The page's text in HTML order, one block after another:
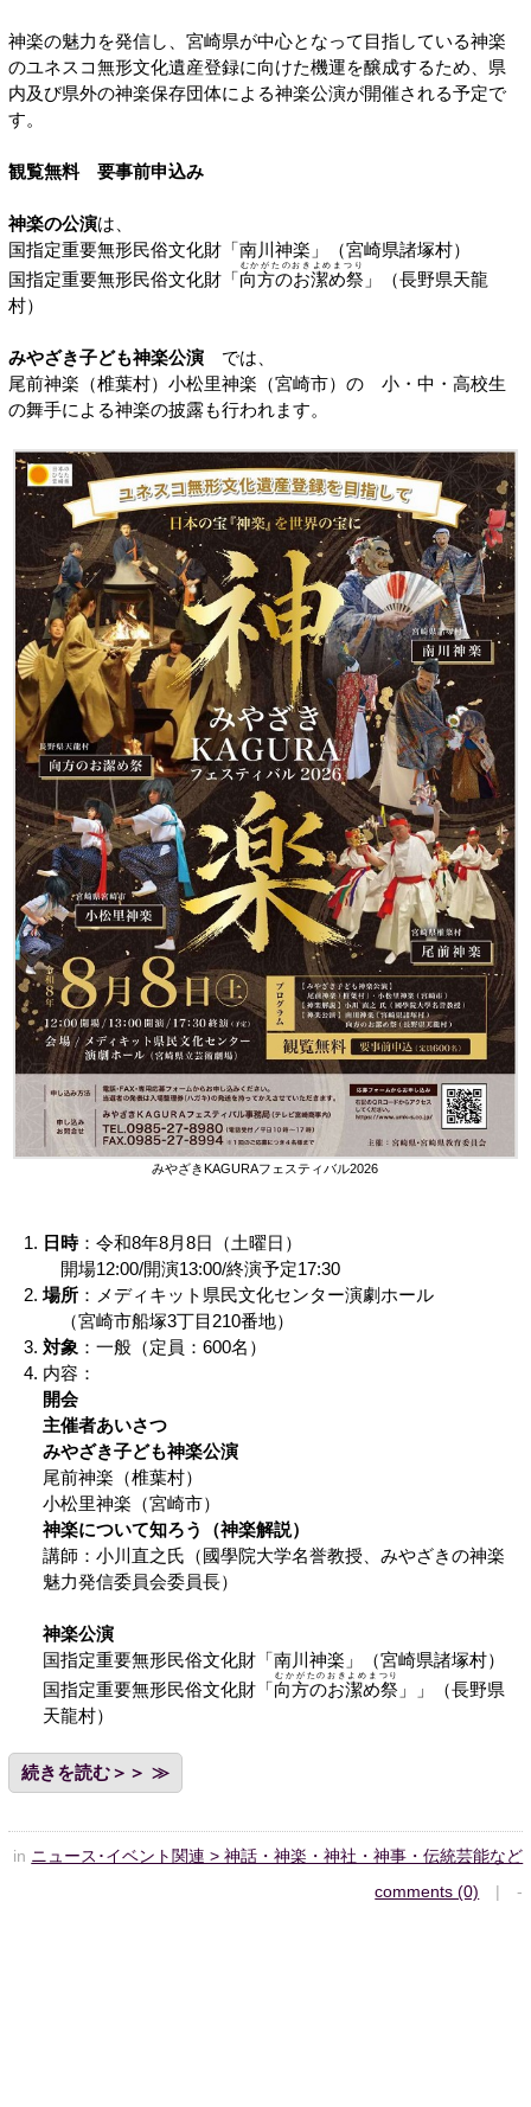
神楽の魅力を発信し、宮崎県が中心となって目指している神楽
のユネスコ無形文化遺産登録に向けた機運を醸成するため、県
内及び県外の神楽保存団体による神楽公演が開催される予定で
す。
観覧無料 要事前申込み
神楽の公演は、
国指定重要無形民俗文化財「南川神楽」（宮崎県諸塚村）
国指定重要無形民俗文化財「 向方のお潔め祭
むかがたのおきよめまつり
」（長野県天龍
村）
みやざき子ども神楽公演では、
尾前神楽（椎葉村）小松里神楽（宮崎市）の 小・中・高校生
の舞手による神楽の披露も行われます。
みやざきKAGURAフェスティバル2026
日時 ：令和8年8月8日（土曜日）
開場12:00/開演13:00/終演予定17:30
場所 ：メディキット県民文化センター演劇ホール
（宮崎市船塚3丁目210番地）
対象 ：一般（定員：600名）
内容：
開会
主催者あいさつ
みやざき子ども神楽公演
尾前神楽（椎葉村）
小松里神楽（宮崎市）
神楽について知ろう（神楽解説）
講師：小川直之氏（國學院大学名誉教授、みやざきの神楽
魅力発信委員会委員長）
神楽公演
国指定重要無形民俗文化財「南川神楽」（宮崎県諸塚村）
国指定重要無形民俗文化財「 向方のお潔め祭
むかがたのおきよめまつり
」」（長野県
天龍村）
続きを読む＞＞
in ニュース･イベント関連 > 神話・神楽・神社・神事・伝統芸能など
comments (0) | -